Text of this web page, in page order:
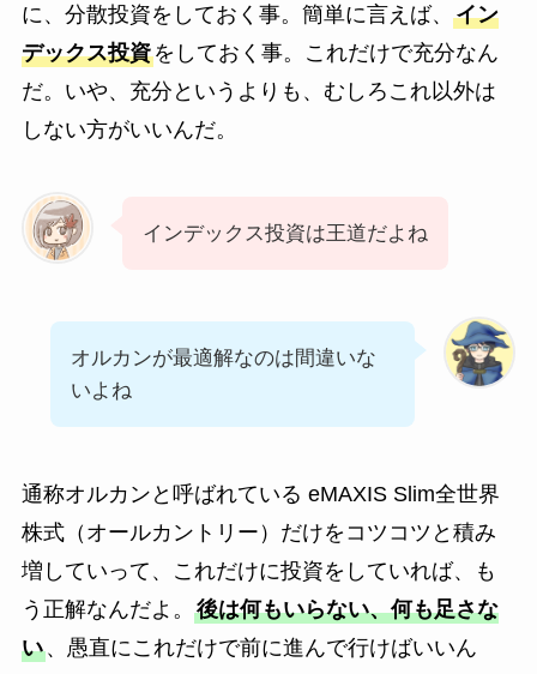
に、分散投資をしておく事。簡単に言えば、 イン
デックス投資をしておく事。これだけで充分なん
だ。いや、充分というよりも、むしろこれ以外は
しない方がいいんだ。
インデックス投資は王道だよね
オルカンが最適解なのは間違いな
いよね
通称オルカンと呼ばれている eMAXIS Slim全世界
株式（オールカントリー）だけをコツコツと積み
増していって、これだけに投資をしていれば、も
う正解なんだよ。 後は何もいらない、何も足さな
い、愚直にこれだけで前に進んで行けばいいん